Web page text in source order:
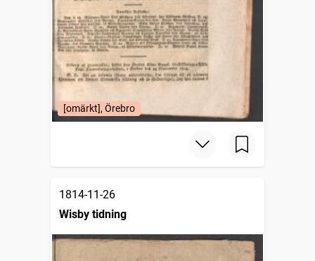
[omärkt], Örebro
1814-11-26
Wisby tidning